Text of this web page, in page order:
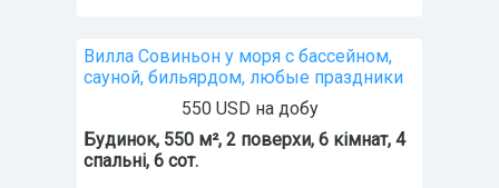
Вилла Совиньон у моря с бассейном,
сауной, бильярдом, любые праздники
550 USD на добу
Будинок, 550 м², 2 поверхи, 6 кімнат, 4
спальні, 6 сот.